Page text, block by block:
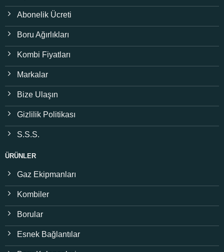
Abonelik Ücreti
Boru Ağırlıkları
Kombi Fiyatları
Markalar
Bize Ulaşın
Gizlilik Politikası
S.S.S.
ÜRÜNLER
Gaz Ekipmanları
Kombiler
Borular
Esnek Bağlantılar